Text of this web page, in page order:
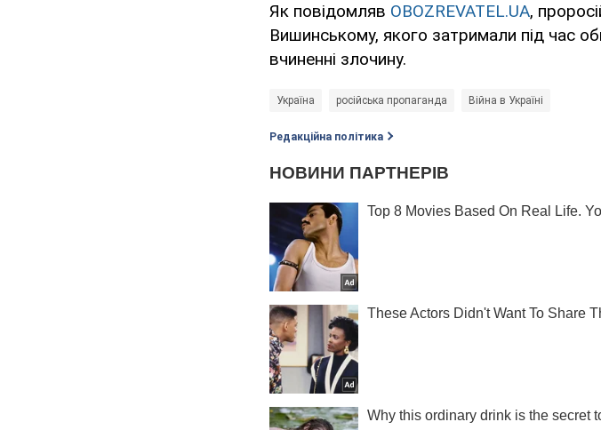
Як повідомляв OBOZREVATEL.UA,
Вишинському, якого затримали під час
вчиненні злочину.
Україна російська пропаганда Війна в Україні
Редакційна політика